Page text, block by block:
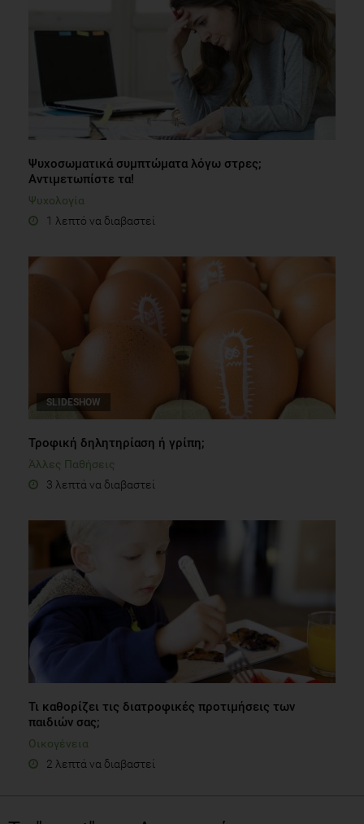
Ψυχοσωματικά συμπτώματα λόγω στρες;
Αντιμετωπίστε τα!
Ψυχολογία
1 λεπτό να διαβαστεί
SLIDESHOW
Τροφική δηλητηρίαση ή γρίπη;
Άλλες Παθήσεις
3 λεπτά να διαβαστεί
Τι καθορίζει τις διατροφικές προτιμήσεις των
παιδιών σας;
Οικογένεια
2 λεπτά να διαβαστεί